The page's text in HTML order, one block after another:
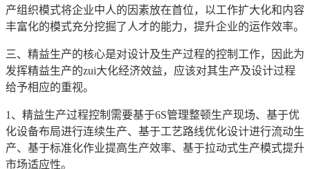
产组织模式将企业中人的因素放在首位，以工作扩大化和内容
丰富化的模式充分挖掘了人才的能力，提升企业的运作效率。
三、精益生产的核心是对设计及生产过程的控制工作，因此为
发挥精益生产的zui大化经济效益，应该对其生产及设计过程
给予相应的重视。
1、精益生产过程控制需要基于6S管理整顿生产现场、基于优
化设备布局进行连续生产、基于工艺路线优化设计进行流动生
产、基于标准化作业提高生产效率、基于拉动式生产模式提升
市场适应性。